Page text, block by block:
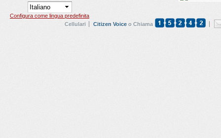
Configura come lingua predefinita
Cellulari
Citizen Voice o Chiama